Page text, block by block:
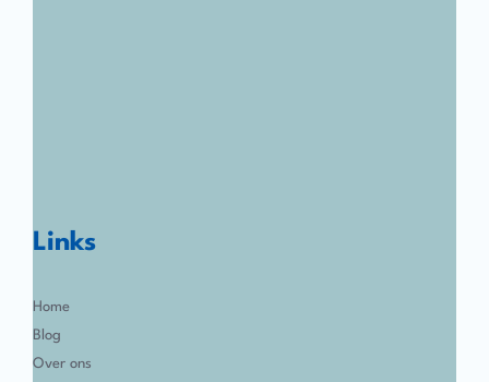
Links
Home
Blog
Over ons